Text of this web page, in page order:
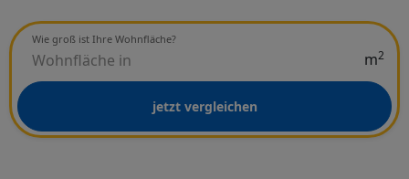
Wie groß ist Ihre Wohnfläche?
m2
jetzt vergleichen